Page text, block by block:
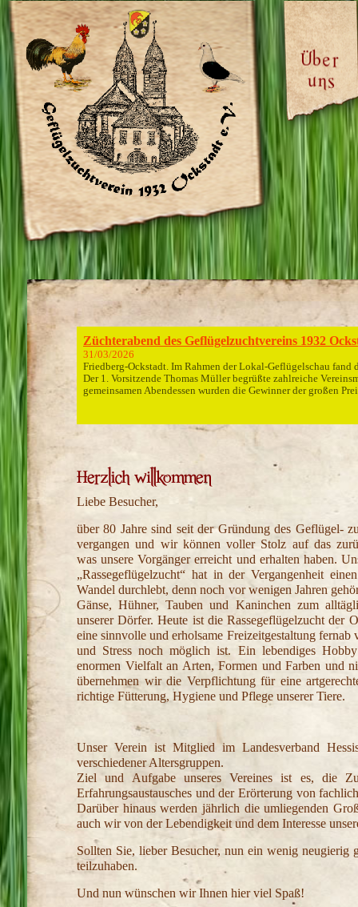
Züchterabend des Geflügelzuchtvereins 1932
31/03/2026
Friedberg-Ockstadt. Im Rahmen der Lokal-Geflügelschau
Der 1. Vorsitzende Thomas Müller begrüßte zahlreiche
gemeinsamen Abendessen wurden die Gewinner der großen
Hoffest 2025
21/08/2025
Am 16.8.2025 fand das jährliche Hoffest des GZV Ockstadt
4.-5.1.2025 Lokal-Geflügelschau mit Bestnoten
Am 4. und 5. Januar 2025 hat im katholischen Jugendheim
Tieren, darunter sechs große Hühner, 124 Zwerghühner und
Erfolgreiche Kreisverbandschau Wetterau in
nläßlich der 74. Kreisverbandsschau am 16. + 17.11.2024 in
beschickt war, waren wir als Züchter des Geflügelzuchtvereins
Grillfest 2022
Nach 2 Jahren Corona-Pause war es nunr endlich wieder
Unser Verein ist Mitglied im Landesverband
verschiedener Altersgruppen.
Ziel und Aufgabe unseres Vereines ist es, die
Erfahrungsaustausches und der Erörterung von
Darüber hinaus werden jährlich die umliegenden
auch wir von der Lebendigkeit und dem Interesse
Sollten Sie, lieber Besucher, nun ein wenig neugierig
teilzuhaben.
Und nun wünschen wir Ihnen hier viel Spaß!
Liebe Besucher,
über 80 Jahre sind seit der Gründung des Geflügel-
vergangen und wir können voller Stolz auf das
was unsere Vorgänger erreicht und erhalten haben.
„Rassegeflügelzucht“ hat in der Vergangenheit
Wandel durchlebt, denn noch vor wenigen Jahren
Gänse, Hühner, Tauben und Kaninchen zum
unserer Dörfer. Heute ist die Rassegeflügelzucht der
eine sinnvolle und erholsame Freizeitgestaltung fernab
und Stress noch möglich ist. Ein lebendiges
enormen Vielfalt an Arten, Formen und Farben und
übernehmen wir die Verpflichtung für eine
richtige Fütterung, Hygiene und Pflege unserer Tiere.